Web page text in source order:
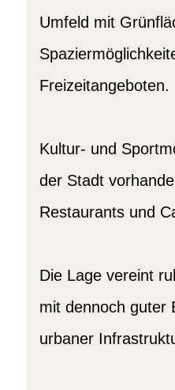
Umfeld mit
Freizeitangeboten.
Kultur- und
der Stadt
Restaurants und
Die Lage vereint
mit dennoch guter
urbaner